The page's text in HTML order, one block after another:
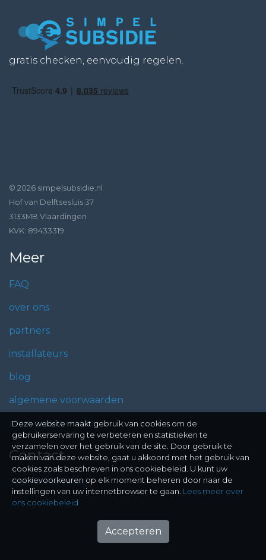
gratis checken, eenvoudig regelen.
© 2026 simpelsubsidie.nl
Hof van Delftsesluis 37
3133MB Vlaardingen
KVK: 89433319
Meer
FAQ
over ons
partners
installateurs
blog
algemene voorwaarden
privacy statement
Contact
Stel hier je vraag
Deze website maakt gebruik van cookies om de
gebruikerservaring te verbeteren en statistieken te
verzamelen over het gebruik van de site. Door gebruik te
maken van deze website, gaat u akkoord met het gebruik van
cookies zoals beschreven in ons cookiebeleid. U kunt uw
cookievoorkeuren op elk moment beheren door naar de
instellingen van uw internetbrowser te gaan. Lees meer over
ons cookiebeleid
Accepteren